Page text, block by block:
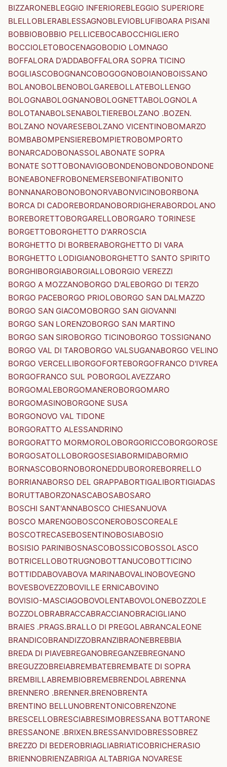
BIZZARONEBLEGGIO INFERIOREBLEGGIO SUPERIORE
BLELLOBLERABLESSAGNOBLEVIOBLUFIBOARA PISANI
BOBBIOBOBBIO PELLICEBOCABOCCHIGLIERO
BOCCIOLETOBOCENAGOBODIO LOMNAGO
BOFFALORA D'ADDABOFFALORA SOPRA TICINO
BOGLIASCOBOGNANCOBOGOGNOBOIANOBOISSANO
BOLANOBOLBENOBOLGAREBOLLATEBOLLENGO
BOLOGNABOLOGNANOBOLOGNETTABOLOGNOLA
BOLOTANABOLSENABOLTIEREBOLZANO .BOZEN.
BOLZANO NOVARESEBOLZANO VICENTINOBOMARZO
BOMBABOMPENSIEREBOMPIETROBOMPORTO
BONARCADOBONASSOLABONATE SOPRA
BONATE SOTTOBONAVIGOBONDENOBONDOBONDONE
BONEABONEFROBONEMERSEBONIFATIBONITO
BONNANAROBONOBONORVABONVICINOBORBONA
BORCA DI CADOREBORDANOBORDIGHERABORDOLANO
BOREBORETTOBORGARELLOBORGARO TORINESE
BORGETTOBORGHETTO D'ARROSCIA
BORGHETTO DI BORBERABORGHETTO DI VARA
BORGHETTO LODIGIANOBORGHETTO SANTO SPIRITO
BORGHIBORGIABORGIALLOBORGIO VEREZZI
BORGO A MOZZANOBORGO D'ALEBORGO DI TERZO
BORGO PACEBORGO PRIOLOBORGO SAN DALMAZZO
BORGO SAN GIACOMOBORGO SAN GIOVANNI
BORGO SAN LORENZOBORGO SAN MARTINO
BORGO SAN SIROBORGO TICINOBORGO TOSSIGNANO
BORGO VAL DI TAROBORGO VALSUGANABORGO VELINO
BORGO VERCELLIBORGOFORTEBORGOFRANCO D'IVREA
BORGOFRANCO SUL POBORGOLAVEZZARO
BORGOMALEBORGOMANEROBORGOMARO
BORGOMASINOBORGONE SUSA
BORGONOVO VAL TIDONE
BORGORATTO ALESSANDRINO
BORGORATTO MORMOROLOBORGORICCOBORGOROSE
BORGOSATOLLOBORGOSESIABORMIDABORMIO
BORNASCOBORNOBORONEDDUBOROREBORRELLO
BORRIANABORSO DEL GRAPPABORTIGALIBORTIGIADAS
BORUTTABORZONASCABOSABOSARO
BOSCHI SANT'ANNABOSCO CHIESANUOVA
BOSCO MARENGOBOSCONEROBOSCOREALE
BOSCOTRECASEBOSENTINOBOSIABOSIO
BOSISIO PARINIBOSNASCOBOSSICOBOSSOLASCO
BOTRICELLOBOTRUGNOBOTTANUCOBOTTICINO
BOTTIDDABOVABOVA MARINABOVALINOBOVEGNO
BOVESBOVEZZOBOVILLE ERNICABOVINO
BOVISIO-MASCIAGOBOVOLENTABOVOLONEBOZZOLE
BOZZOLOBRABRACCABRACCIANOBRACIGLIANO
BRAIES .PRAGS.BRALLO DI PREGOLABRANCALEONE
BRANDICOBRANDIZZOBRANZIBRAONEBREBBIA
BREDA DI PIAVEBREGANOBREGANZEBREGNANO
BREGUZZOBREIABREMBATEBREMBATE DI SOPRA
BREMBILLABREMBIOBREMEBRENDOLABRENNA
BRENNERO .BRENNER.BRENOBRENTA
BRENTINO BELLUNOBRENTONICOBRENZONE
BRESCELLOBRESCIABRESIMOBRESSANA BOTTARONE
BRESSANONE .BRIXEN.BRESSANVIDOBRESSOBREZ
BREZZO DI BEDEROBRIAGLIABRIATICOBRICHERASIO
BRIENNOBRIENZABRIGA ALTABRIGA NOVARESE